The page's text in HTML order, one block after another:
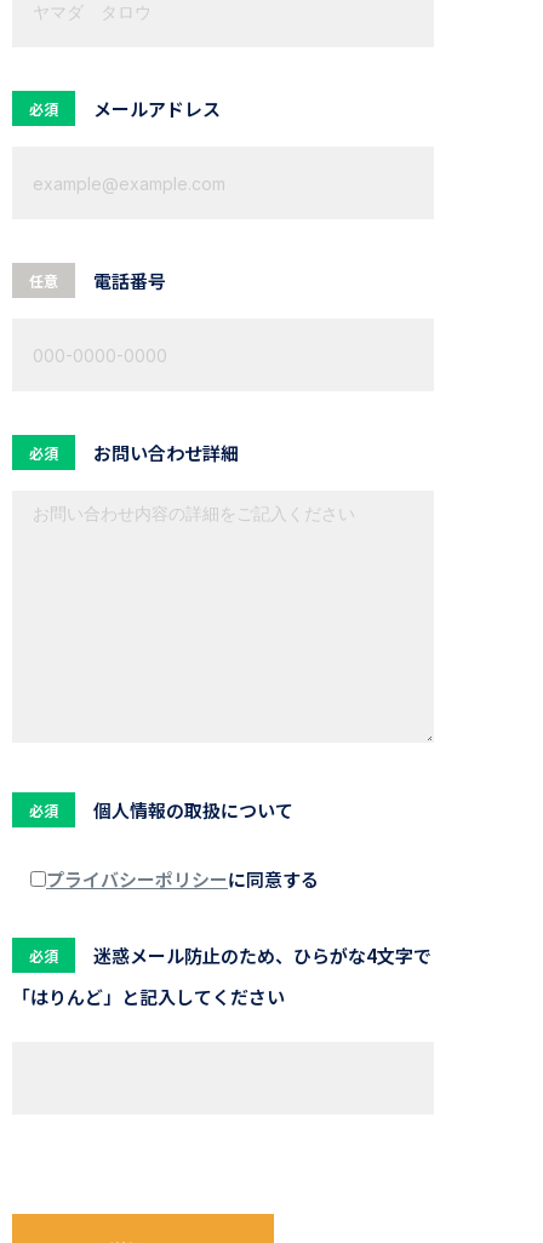
必須 メールアドレス
任意 電話番号
必須 お問い合わせ詳細
必須 個人情報の取扱について
プライバシーポリシーに同意する
必須
迷惑メール防止のため、ひらがな4文字で
「はりんど」と記入してください